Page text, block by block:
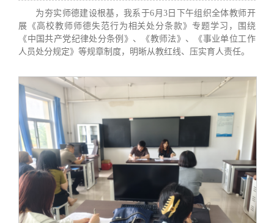
为夯实师德建设根基，我系于6月3日下午组织全体教师开
展《高校教师师德失范行为相关处分条款》专题学习，围绕
《中国共产党纪律处分条例》、《教师法》、《事业单位工作
人员处分规定》等规章制度，明晰从教红线、压实育人责任。